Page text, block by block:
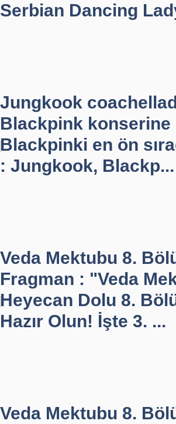
Serbian Dancing
Jungkook
Blackpink konserine
Blackpinki en ön
: Jungkook, Blackp...
Veda Mektubu 8.
Fragman : "Veda
Heyecan Dolu 8.
Hazır Olun! İşte 3. ...
Veda Mektubu 8.